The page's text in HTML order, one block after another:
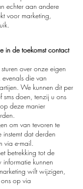
echter aan andere
voor marketing,
in de toekomst contact
over onze eigen
die van
We kunnen dit per
sms doen, tenzij u ons
deze manier
om van tevoren te
instemt dat derden
via e-mail.
betrekking tot de
kunnen
wilt wijzigen,
op via